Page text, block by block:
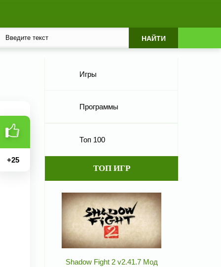
+25
Игры
Программы
Топ 100
ТОП ИГР
Shadow Fight 2 v2.41.7 Мод